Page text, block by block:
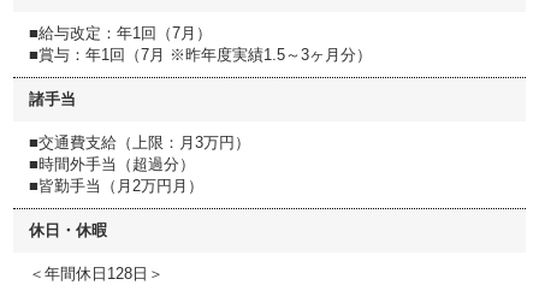
■給与改定：年1回（7月）
■賞与：年1回（7月 ※昨年度実績1.5～3ヶ月分）
諸手当
■交通費支給（上限：月3万円）
■時間外手当（超過分）
■皆勤手当（月2万円月）
休日・休暇
＜年間休日128日＞